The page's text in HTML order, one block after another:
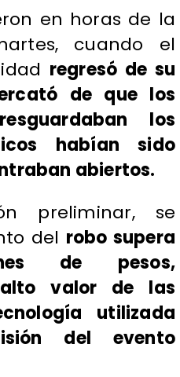
en horas de la
cuando el
regresó de su
de que los
los
habían sido
abiertos.
preliminar, se
del robo supera
de pesos,
valor de las
utilizada
del evento